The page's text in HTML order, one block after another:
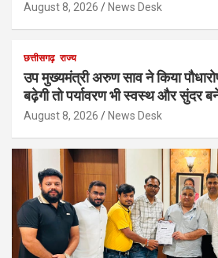
August 8, 2026 News Desk
छत्तीसगढ़ राज्य
उप मुख्यमंत्री अरुण साव ने किया
बढ़ेगी तो पर्यावरण भी स्वस्थ और सुंदर
August 8, 2026 News Desk